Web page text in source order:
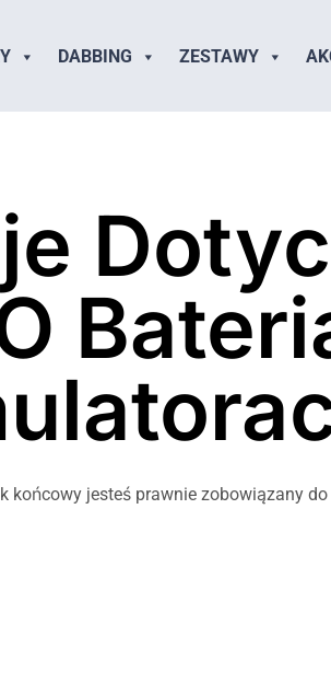
DABBING ZESTAWY
jesteś prawnie zobowiązany